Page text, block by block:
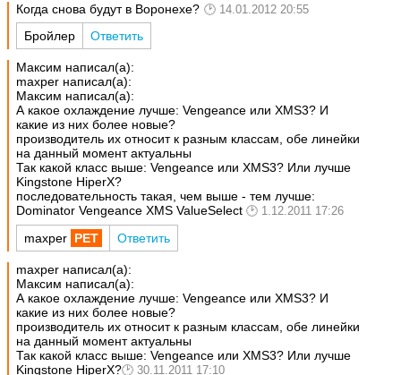
Когда снова будут в Воронехе? 14.01.2012 20:55
Бройлер Ответить
Максим написал(а):
maxper написал(а):
Максим написал(а):
А какое охлаждение лучше: Vengeance или XMS3? И
какие из них более новые?
производитель их относит к разным классам, обе линейки
на данный момент актуальны
Так какой класс выше: Vengeance или XMS3? Или лучше
Kingstone HiperX?
последовательность такая, чем выше - тем лучше:
Dominator Vengeance XMS ValueSelect
1.12.2011 17:26
maxper Ответить
maxper написал(а):
Максим написал(а):
А какое охлаждение лучше: Vengeance или XMS3? И
какие из них более новые?
производитель их относит к разным классам, обе линейки
на данный момент актуальны
Так какой класс выше: Vengeance или XMS3? Или лучше
Kingstone HiperX?
30.11.2011 17:10